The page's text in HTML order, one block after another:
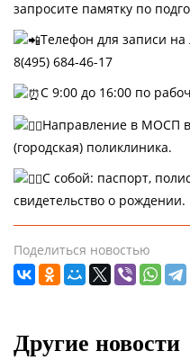
запросите памятку по
Телефон для записи
8(495) 684-46-17
️С 9:00 до 16:00 по
Направление в МОСП
(городская) поликлиника.
С собой: паспорт,
свидетельство о рождении.
Поделиться новостью
Другие новости